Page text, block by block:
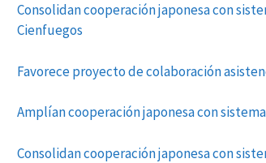
Consolidan cooperación japonesa con
Cienfuegos
Favorece proyecto de colaboración
Amplían cooperación japonesa con
Consolidan cooperación japonesa con